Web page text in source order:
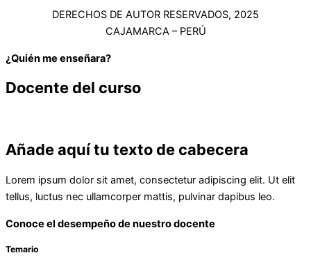
DERECHOS DE AUTOR RESERVADOS, 2025
CAJAMARCA – PERÚ
¿Quién me enseñara?
Docente del curso
Añade aquí tu texto de cabecera
Lorem ipsum dolor sit amet, consectetur adipiscing elit. Ut elit
tellus, luctus nec ullamcorper mattis, pulvinar dapibus leo.
Conoce el desempeño de nuestro docente
Temario